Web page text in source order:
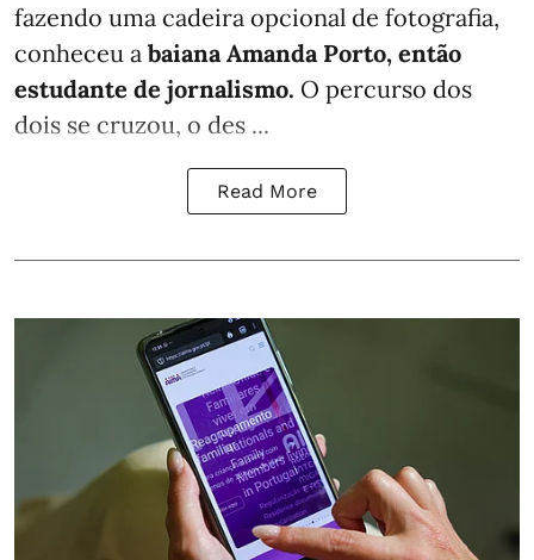
fazendo uma cadeira opcional de fotografia,
conheceu a baiana Amanda Porto, então
estudante de jornalismo. O percurso dos
dois se cruzou, o des ...
Read More